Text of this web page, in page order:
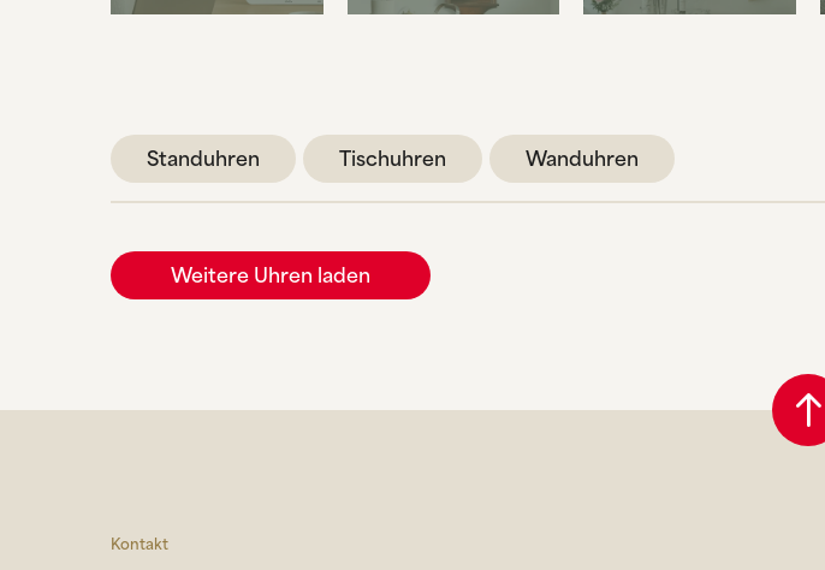
Standuhren Tischuhren Wanduhren
Weitere Uhren laden
Kontakt